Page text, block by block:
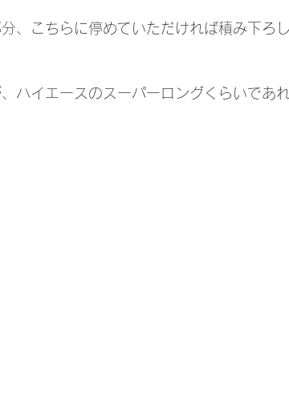
、こちらに停めていただければ積み下ろ
ハイエースのスーパーロングくらいであ